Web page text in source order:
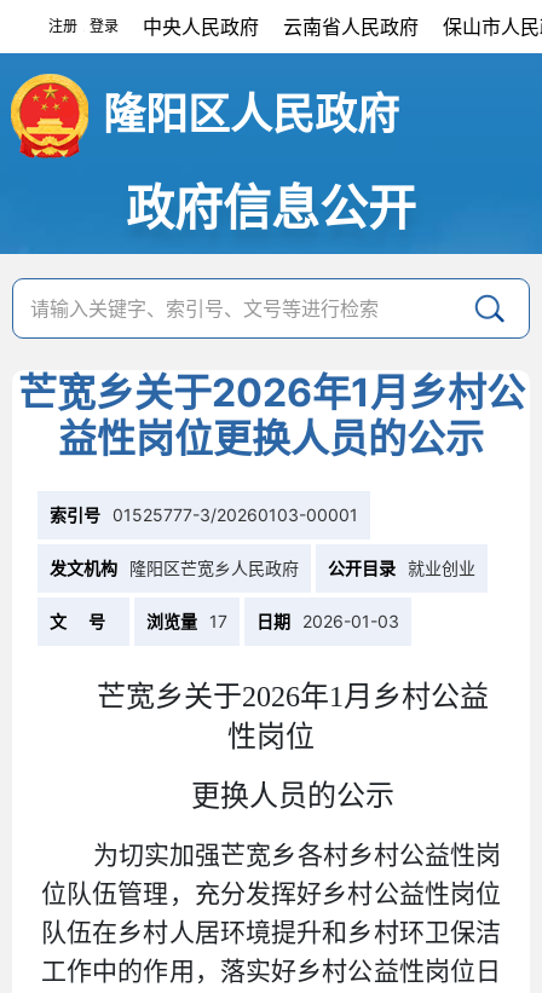
注册 登录 中央人民政府 云南省人民政府 保山市人
隆阳区人民政府
政府信息公开
芒宽乡关于2026年1月乡村公
益性岗位更换人员的公示
索引号 01525777-3/20260103-00001
发文机构 隆阳区芒宽乡人民政府 公开目录 就业创业
文 号 浏览量 17 日期 2026-01-03
芒宽乡关于2026年1月乡村公益
性岗位
更换人员的公示
为切实加强芒宽乡各村乡村公益性岗
位队伍管理，充分发挥好乡村公益性岗位
队伍在乡村人居环境提升和乡村环卫保洁
工作中的作用， 落实好乡村公益性岗位日